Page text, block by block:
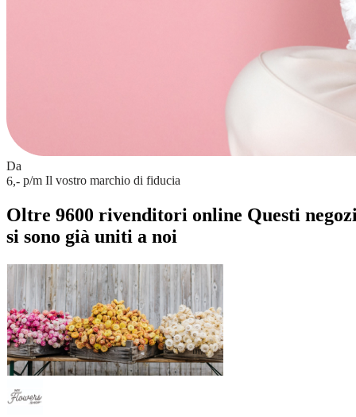
Da
6,- p/m Il vostro marchio di fiducia
Oltre 9600 rivenditori online Questi
si sono già uniti a noi